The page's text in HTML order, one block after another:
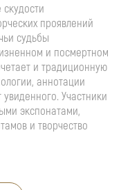
проявлений
судьбы
и посмертном
и традиционную
аннотации
Участники
экспонатами,
и творчество